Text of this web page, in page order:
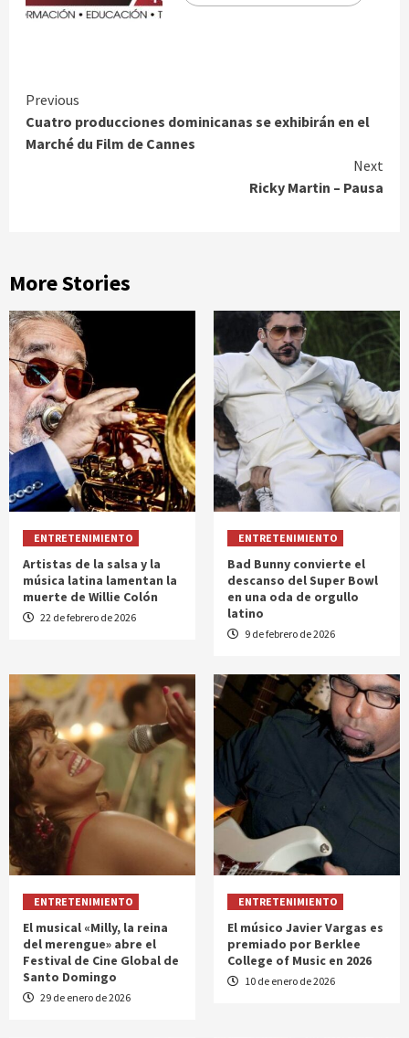
Continue
Reading
Previous
Cuatro producciones dominicanas se exhibirán en el
Marché du Film de Cannes
Next
Ricky Martin – Pausa
More Stories
ENTRETENIMIENTO
Artistas de la salsa y la
música latina lamentan la
muerte de Willie Colón
22 de febrero de 2026
ENTRETENIMIENTO
Bad Bunny convierte el
descanso del Super Bowl
en una oda de orgullo
latino
9 de febrero de 2026
ENTRETENIMIENTO
El musical «Milly, la reina
del merengue» abre el
Festival de Cine Global de
Santo Domingo
29 de enero de 2026
ENTRETENIMIENTO
El músico Javier Vargas es
premiado por Berklee
College of Music en 2026
10 de enero de 2026